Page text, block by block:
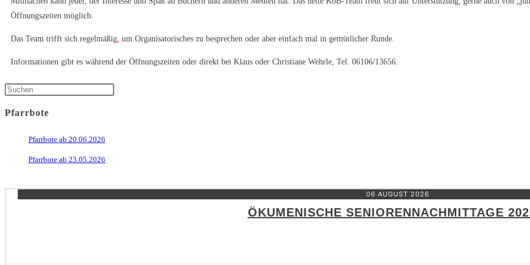
Öffnungszeiten möglich.
Das Team trifft sich regelmäßig, um Organisatorisches zu besprechen oder aber einfach mal in gemütlicher Runde.
Informationen gibt es während der Öffnungszeiten oder direkt bei Klaus oder Christiane Wehrle, Tel. 06106/13656.
Pfarrbote
Pfarrbote ab 20.06.2026
Pfarrbote ab 23.05.2026
06 AUGUST 2026
ÖKUMENISCHE SENIORENNACHMITTAGE